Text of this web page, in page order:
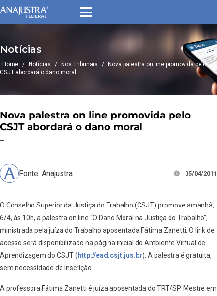
Notícias
Home / Notícias / Nos Tribunais /
Nova palestra on line promovida pelo
CSJT abordará o dano moral
Nova palestra on line promovida pelo
CSJT abordará o dano moral
–
Fonte: Anajustra 05/04/2011
O Conselho Superior da Justiça do Trabalho (CSJT) promove amanhã,
6/4, às 10h, a palestra on line “O Dano Moral na Justiça do Trabalho”,
ministrada pela juíza do Trabalho aposentada Fátima Zanetti. O link de
acesso será disponibilizado na página inicial do Ambiente Virtual de
Aprendizagem do CSJT ( http://ead.csjt.jus.br). A palestra é gratuita,
sem necessidade de inscrição.
A professora Fátima Zanetti é juíza aposentada do TRT/SP. Mestre em